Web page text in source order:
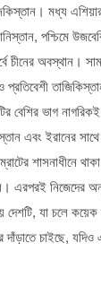
মধ্য
পশ্চিমে
চীনের অবস্থান।
প্রতিবেশী
বেশির ভাগ
এবং ইরানের
শাসনাধীনে
এরপরই নিজেদের
দেশটি, যা চলে
দাঁড়াতে চাইছে,